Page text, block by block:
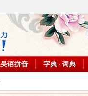
吴语拼音 字典 · 词典